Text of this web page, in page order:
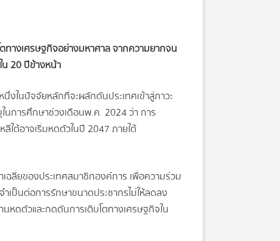
ทางเศรษฐกิจอย่างมหาศาล จากความยากจน
20 ปีข้างหน้า
งในปัจจัยหลักที่จะผลักดันประเทศเข้าสู่ภาวะ
นการศึกษาช่วงเดือนพ.ค. 2024 ว่า การ
ใต้อาจเริ่มหดตัวในปี 2047 ภายใต้
ฉลี่ยของประเทศสมาชิกองค์การ เพื่อความร่วม
เป็นต่อการรักษาขนาดประชากรไม่ให้ลดลง
หดตัวและกดดันการเติบโตทางเศรษฐกิจใน